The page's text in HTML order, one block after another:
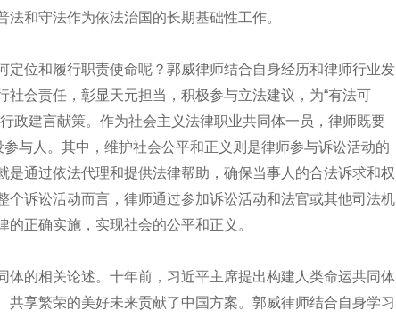
和守法作为依法治国的长期基础性工作。
定位和履行职责使命呢？郭威律师结合自身经历和律师行业发
社会责任，彰显天元担当，积极参与立法建议，为“有法可
政建言献策。作为社会主义法律职业共同体一员，律师既要
与人。其中，维护社会公平和正义则是律师参与诉讼活动的
是通过依法代理和提供法律帮助，确保当事人的合法诉求和权
个诉讼活动而言，律师通过参加诉讼活动和法官或其他司法机
正确实施，实现社会的公平和正义。
体的相关论述。十年前，习近平主席提出构建人类命运共同体
共享繁荣的美好未来贡献了中国方案。郭威律师结合自身学习